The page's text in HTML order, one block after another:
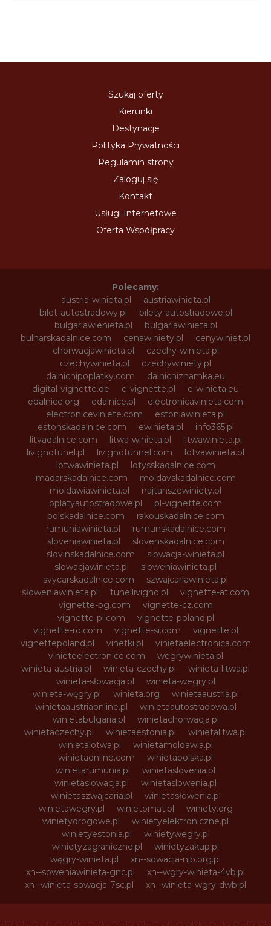
Szukaj oferty
Kierunki
Destynacje
Polityka Prywatności
Regulamin strony
Zaloguj się
Kontakt
Usługi Internetowe
Oferta Współpracy
Polecamy:
austria-winieta.pl
austriawinieta.pl
bilet-autostradowy.pl
bilety-autostradowe.pl
bulgariawienieta.pl
bulgariawinieta.pl
bulharskadalnice.com
cenawiniety.pl
cenywiniet.pl
chorwacjawinieta.pl
czechy-winieta.pl
czechywinieta.pl
czechywiniety.pl
dalnicnipoplatky.com
dalnicniznamka.eu
digital-vignette.de
e-vignette.pl
e-winieta.eu
edalnice.org
edalnice.pl
electronicavinieta.com
electroniceviniete.com
estoniawinieta.pl
estonskadalnice.com
ewinieta.pl
info365.pl
litvadalnice.com
litwa-winieta.pl
litwawinieta.pl
livignotunel.pl
livignotunnel.com
lotvawinieta.pl
lotwawinieta.pl
lotysskadalnice.com
madarskadalnice.com
moldavskadalnice.com
moldawiawinieta.pl
najtanszewiniety.pl
oplatyautostradowe.pl
pl-vignette.com
polskadalnice.com
rakouskadalnice.com
rumuniawinieta.pl
rumunskadalnice.com
sloveniawinieta.pl
slovenskadalnice.com
slovinskadalnice.com
slowacja-winieta.pl
slowacjawinieta.pl
sloweniawinieta.pl
svycarskadalnice.com
szwajcariawinieta.pl
słoweniawinieta.pl
tunellivigno.pl
vignette-at.com
vignette-bg.com
vignette-cz.com
vignette-pl.com
vignette-poland.pl
vignette-ro.com
vignette-si.com
vignette.pl
vignettepoland.pl
vinetki.pl
vinietaelectronica.com
vinieteelectronice.com
wegrywinieta.pl
winieta-austria.pl
winieta-czechy.pl
winieta-litwa.pl
winieta-słowacja.pl
winieta-wegry.pl
winieta-węgry.pl
winieta.org
winietaaustria.pl
winietaaustriaonline.pl
winietaautostradowa.pl
winietabulgaria.pl
winietachorwacja.pl
winietaczechy.pl
winietaestonia.pl
winietalitwa.pl
winietalotwa.pl
winietamoldawia.pl
winietaonline.com
winietapolska.pl
winietarumunia.pl
winietaslovenia.pl
winietaslowacja.pl
winietaslowenia.pl
winietaszwajcaria.pl
winietasłowenia.pl
winietawegry.pl
winietomat.pl
winiety.org
winietydrogowe.pl
winietyelektroniczne.pl
winietyestonia.pl
winietywegry.pl
winietyzagraniczne.pl
winietyzakup.pl
węgry-winieta.pl
xn--sowacja-njb.org.pl
xn--soweniawinieta-gnc.pl
xn--wgry-winieta-4vb.pl
xn--winieta-sowacja-7sc.pl
xn--winieta-wgry-dwb.pl